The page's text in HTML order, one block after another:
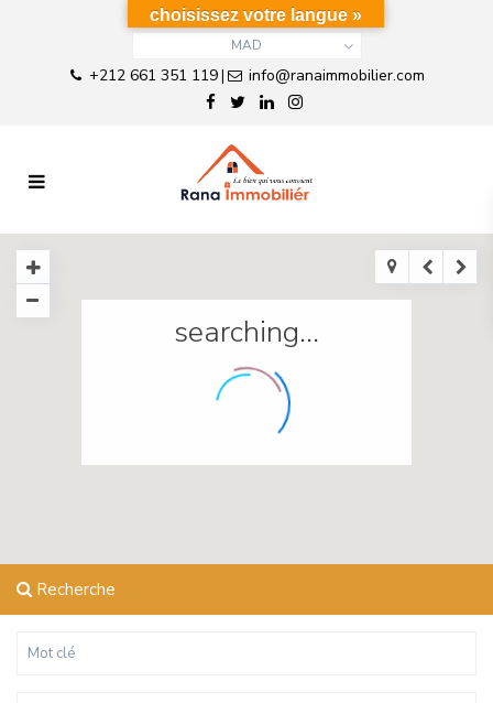
MAD
+212 661 351 119| info@ranaimmobilier.com
searching...
Recherche
choisissez votre langue »